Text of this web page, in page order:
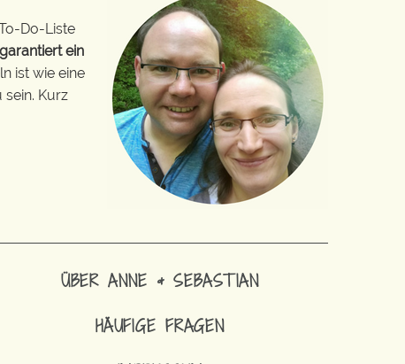
Do-Liste
ein
ist wie eine
Kurz
ÜBER ANNE & SEBASTIAN
HÄUFIGE FRAGEN